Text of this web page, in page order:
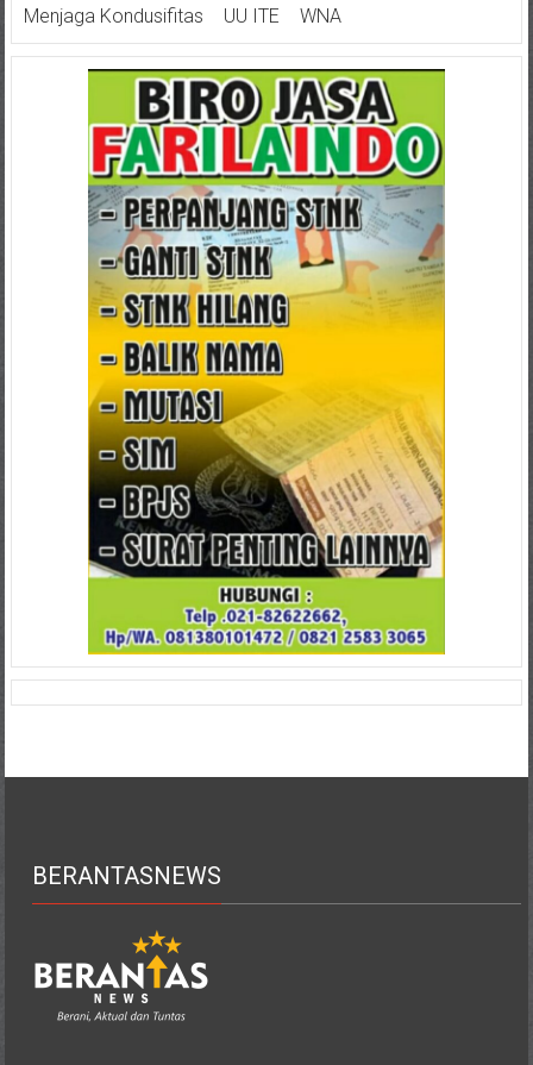
Menjaga Kondusifitas
UU ITE WNA
BERANTASNEWS